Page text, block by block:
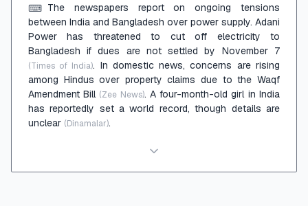
⌨ The newspapers report on ongoing tensions
between India and Bangladesh over power supply. Adani
Power has threatened to cut off electricity to
Bangladesh if dues are not settled by November 7
(Times of India). In domestic news, concerns are rising
among Hindus over property claims due to the Waqf
Amendment Bill (Zee News). A four-month-old girl in India
has reportedly set a world record, though details are
unclear (Dinamalar).